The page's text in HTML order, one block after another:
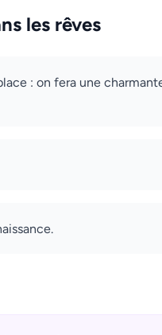
les rêves
: on fera une